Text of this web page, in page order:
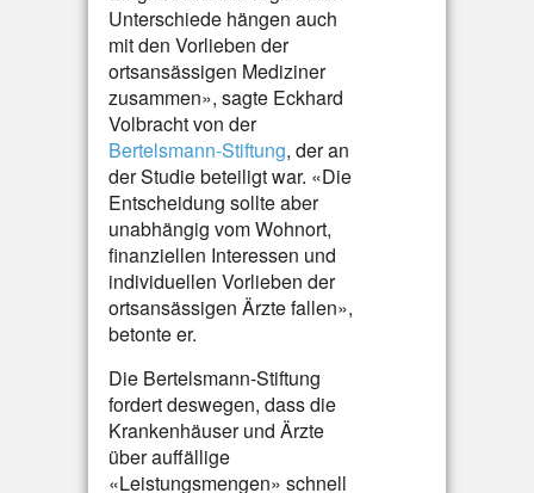
Unterschiede hängen auch
mit den Vorlieben der
ortsansässigen Mediziner
zusammen», sagte Eckhard
Volbracht von der
Bertelsmann-Stiftung, der an
der Studie beteiligt war. «Die
Entscheidung sollte aber
unabhängig vom Wohnort,
finanziellen Interessen und
individuellen Vorlieben der
ortsansässigen Ärzte fallen»,
betonte er.
Die Bertelsmann-Stiftung
fordert deswegen, dass die
Krankenhäuser und Ärzte
über auffällige
«Leistungsmengen» schnell